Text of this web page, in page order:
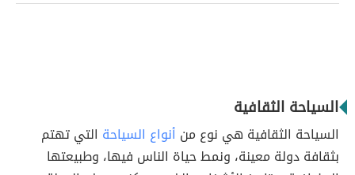
السياحة الثقافية
السياحة الثقافية هي نوع من أنواع السياحة التي تهتم
بثقافة دولة معينة، ونمط حياة الناس فيها، وطبيعتها